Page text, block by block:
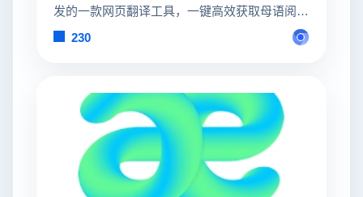
发的一款网页翻译工具，一键高效获取母语阅读
体验。
230